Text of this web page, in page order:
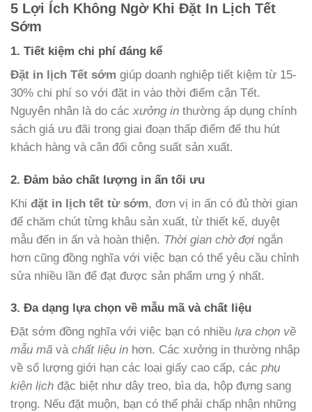
5 Lợi Ích Không Ngờ Khi Đặt In Lịch Tết
Sớm
1. Tiết kiệm chi phí đáng kể
Đặt in lịch Tết sớm giúp doanh nghiệp tiết kiệm từ 15-
30% chi phí so với đặt in vào thời điểm cận Tết.
Nguyên nhân là do các xưởng in thường áp dụng chính
sách giá ưu đãi trong giai đoạn thấp điểm để thu hút
khách hàng và cân đối công suất sản xuất.
2. Đảm bảo chất lượng in ấn tối ưu
Khi đặt in lịch tết từ sớm, đơn vị in ấn có đủ thời gian
để chăm chút từng khâu sản xuất, từ thiết kế, duyệt
mẫu đến in ấn và hoàn thiện. Thời gian chờ đợi ngắn
hơn cũng đồng nghĩa với việc bạn có thể yêu cầu chỉnh
sửa nhiều lần để đạt được sản phẩm ưng ý nhất.
3. Đa dạng lựa chọn về mẫu mã và chất liệu
Đặt sớm đồng nghĩa với việc bạn có nhiều lựa chọn về
mẫu mã và chất liệu in hơn. Các xưởng in thường nhập
về số lượng giới hạn các loại giấy cao cấp, các phụ
kiện lịch đặc biệt như dây treo, bìa da, hộp đựng sang
trọng. Nếu đặt muộn, bạn có thể phải chấp nhận những